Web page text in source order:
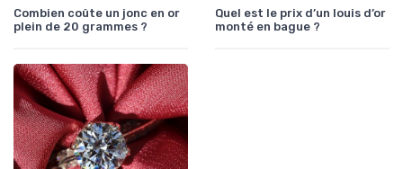
Combien coûte un jonc en or
plein de 20 grammes ?
Quel est le prix d’un louis d’or
monté en bague ?